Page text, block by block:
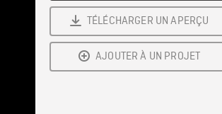
TÉLÉCHARGER UN APERÇU
AJOUTER À UN PROJET